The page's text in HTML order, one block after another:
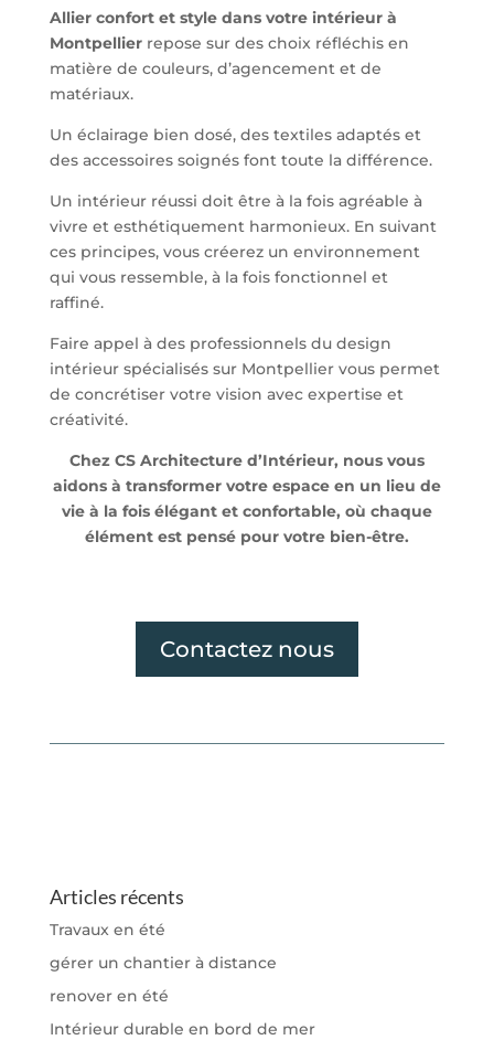
Allier confort et style dans votre intérieur à
Montpellierrepose sur des choix réfléchis en
matière de couleurs, d’agencement et de
matériaux.
Un éclairage bien dosé, des textiles adaptés et
des accessoires soignés font toute la différence.
Un intérieur réussi doit être à la fois agréable à
vivre et esthétiquement harmonieux. En suivant
ces principes, vous créerez un environnement
qui vous ressemble, à la fois fonctionnel et
raffiné.
Faire appel à des professionnels du design
intérieur spécialisés sur Montpellier vous permet
de concrétiser votre vision avec expertise et
créativité.
Chez CS Architecture d’Intérieur, nous vous
aidons à transformer votre espace en un lieu de
vie à la fois élégant et confortable, où chaque
élément est pensé pour votre bien-être.
Contactez nous
Articles récents
Travaux en été
gérer un chantier à distance
renover en été
Intérieur durable en bord de mer